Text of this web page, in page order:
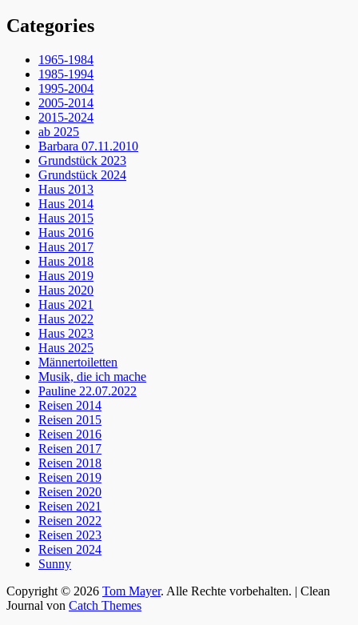
Categories
1965-1984
1985-1994
1995-2004
2005-2014
2015-2024
ab 2025
Barbara 07.11.2010
Grundstück 2023
Grundstück 2024
Haus 2013
Haus 2014
Haus 2015
Haus 2016
Haus 2017
Haus 2018
Haus 2019
Haus 2020
Haus 2021
Haus 2022
Haus 2023
Haus 2025
Männertoiletten
Musik, die ich mache
Pauline 22.07.2022
Reisen 2014
Reisen 2015
Reisen 2016
Reisen 2017
Reisen 2018
Reisen 2019
Reisen 2020
Reisen 2021
Reisen 2022
Reisen 2023
Reisen 2024
Sunny
Copyright © 2026 Tom Mayer. Alle Rechte vorbehalten. | Clean
Journal von Catch Themes